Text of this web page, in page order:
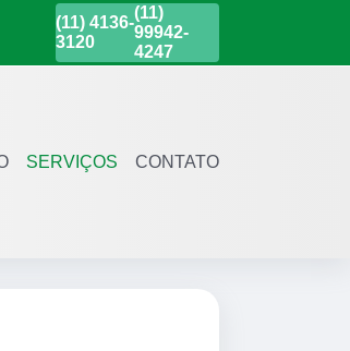
(11) 4136-
3120
(11)
99942-
4247
SERVIÇOS CONTATO